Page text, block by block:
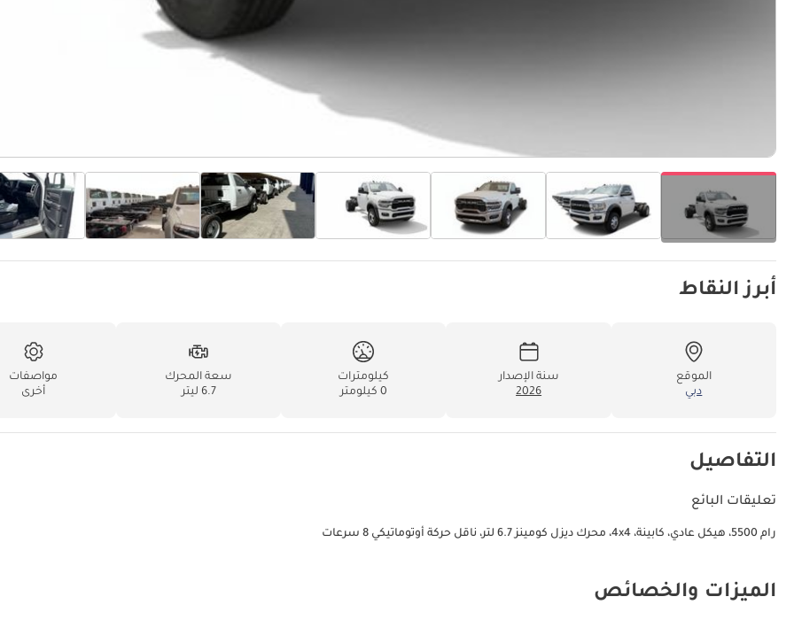
أبرز النقاط
الموقع
دبي
سنة الإصدار
2026
كيلومترات
0 كيلومتر
سعة المحرك
6.7 ليتر
مواصفات
أخرى
التفاصيل
تعليقات البائع
رام 5500، هيكل عادي، كابينة، 4x4، محرك ديزل كومينز 6.7 لتر، ناقل حركة أوتوماتيكي 8 سرعات
الميزات والخصائص